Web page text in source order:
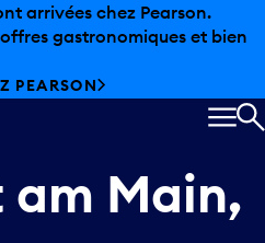
arrivées chez Pearson.
gastronomiques et bien
PEARSON
Main,